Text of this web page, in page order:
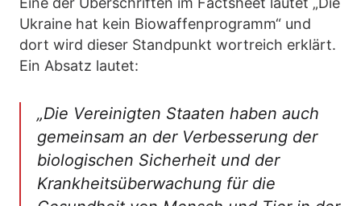
Ukraine hat kein Biowaffenprogramm“ und
dort wird dieser Standpunkt wortreich erklärt.
Ein Absatz lautet:
„Die Vereinigten Staaten haben auch
gemeinsam an der Verbesserung der
biologischen Sicherheit und der
Krankheitsüberwachung für die